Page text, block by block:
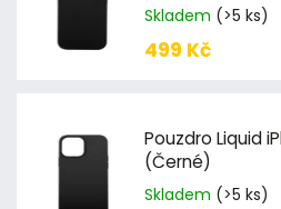
Skladem (>5 ks)
499 Kč
Pouzdro Liquid
(Černé)
Skladem (>5 ks)